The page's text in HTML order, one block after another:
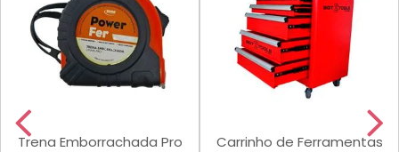
Trena Emborrachada Pro
Carrinho de Ferramentas